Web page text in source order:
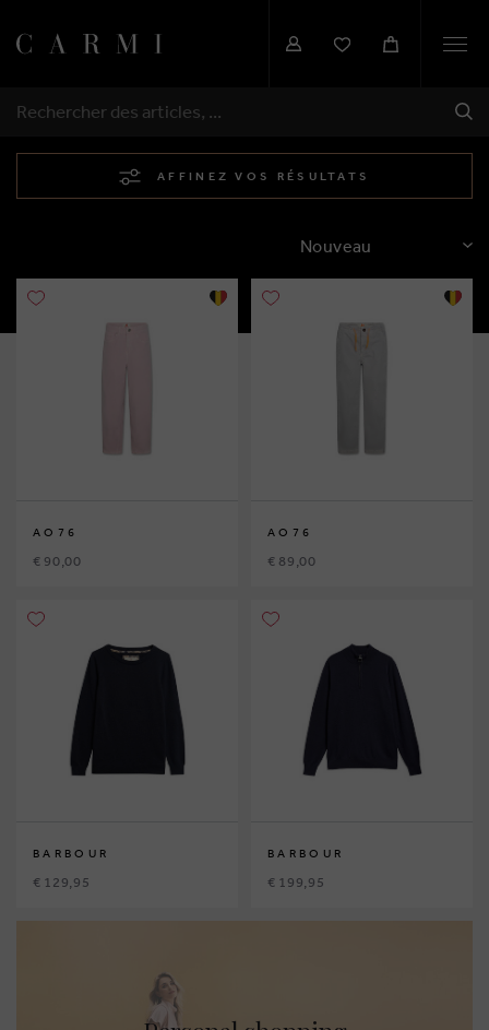
RECHERCHER
AFFINEZ VOS RÉSULTATS
TRIER
AO76
€ 90,00
AO76
€ 89,00
BARBOUR
€ 129,95
BARBOUR
€ 199,95